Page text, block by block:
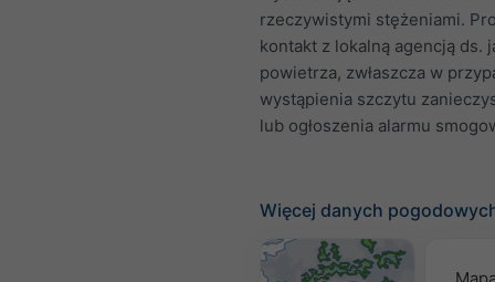
rzeczywistymi stężeniami.
kontakt z lokalną agencją ds.
powietrza, zwłaszcza w
wystąpienia szczytu
lub ogłoszenia alarmu
Więcej danych